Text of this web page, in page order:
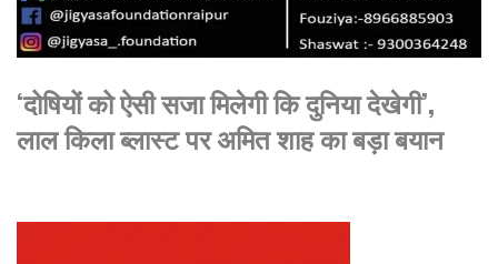
‘दोषियों को ऐसी सजा मिलेगी कि दुनिया देखेगी’,
लाल किला ब्लास्ट पर अमित शाह का बड़ा बयान